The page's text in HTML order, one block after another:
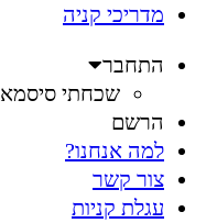
מדריכי קניה
התחבר
שכחתי סיסמא
הרשם
למה אנחנו?
צור קשר
עגלת קניות